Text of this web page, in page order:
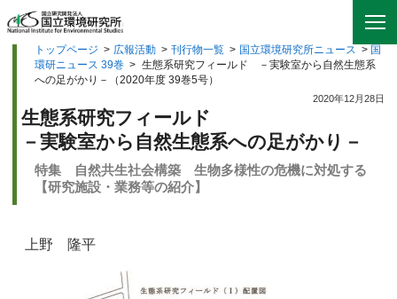
トップページ > 広報活動 > 刊行物一覧 > 国立環境研究所ニュース > 国
環研ニュース 39巻 > 生態系研究フィールド －実験室から自然生態系
への足がかり－（2020年度 39巻5号）
2020年12月28日
生態系研究フィールド
－実験室から自然生態系への足がかり－
特集 自然共生社会構築 生物多様性の危機に対処する
【研究施設・業務等の紹介】
上野 隆平